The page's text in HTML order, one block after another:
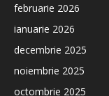
februarie 2026
ianuarie 2026
decembrie 2025
noiembrie 2025
octombrie 2025